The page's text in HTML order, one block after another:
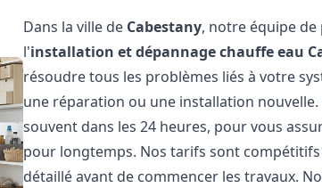
Dans la ville de Cabestany, notre équipe
l'installation et dépannage chauffe eau
résoudre tous les problèmes liés à votre
une réparation ou une installation
souvent dans les 24 heures, pour vous
pour longtemps. Nos tarifs sont
détaillé avant de commencer les travaux.